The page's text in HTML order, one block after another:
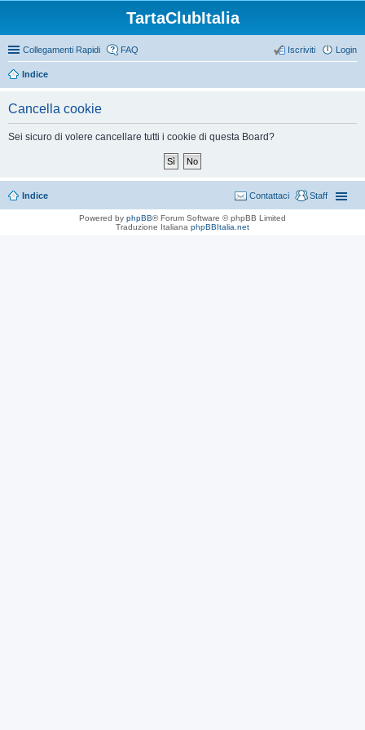
TartaClubItalia
Collegamenti Rapidi FAQ Login
Iscriviti
Indice
Cancella cookie
Sei sicuro di volere cancellare tutti i cookie di questa Board?
Indice Staff
Contattaci
Powered by phpBB® Forum Software © phpBB Limited
Traduzione Italiana phpBBItalia.net